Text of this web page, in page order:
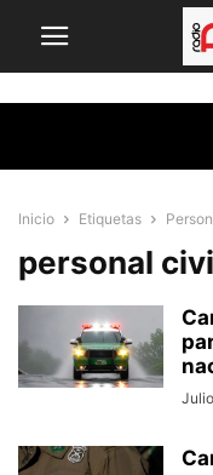
Inicio Etiquetas
personal